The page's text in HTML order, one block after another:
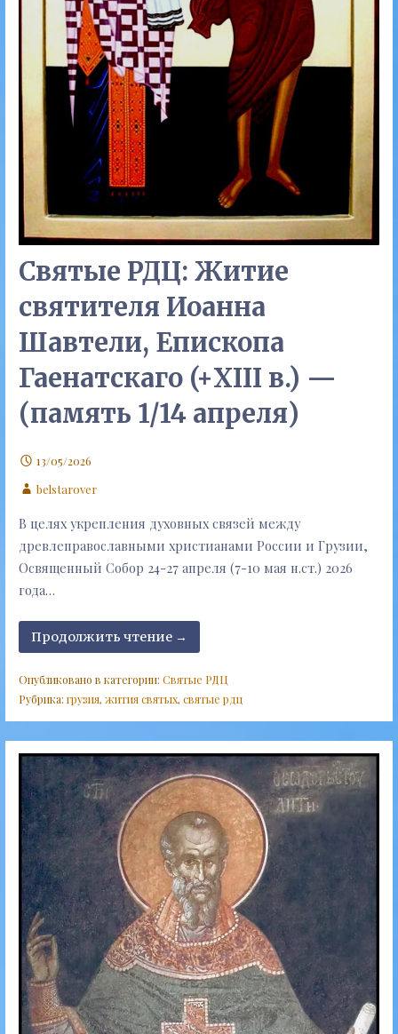
Святые РДЦ: Житие
святителя Иоанна
Шавтели, Епископа
Гаенатскаго (+XIII в.) —
(память 1/14 апреля)
13/05/2026
belstarover
В целях укрепления духовных связей между
древлеправославными христианами России и Грузии,
Освященный Собор 24-27 апреля (7-10 мая н.ст.) 2026
года…
Продолжить чтение →
Опубликовано в категории: Святые РДЦ
Рубрика: грузия, жития святых, святые рдц